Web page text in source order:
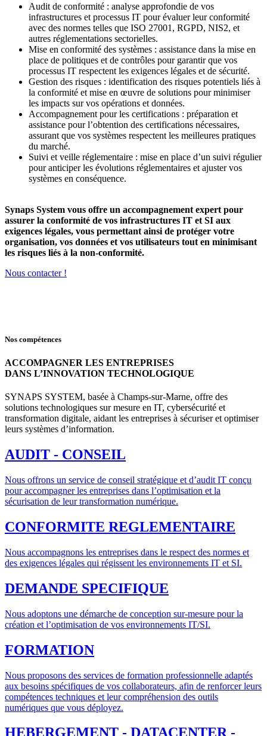
Audit de conformité : analyse approfondie de vos
infrastructures et processus IT pour évaluer leur conformité
avec des normes telles que ISO 27001, RGPD, NIS2, et
autres réglementations sectorielles.
Mise en conformité des systèmes : assistance dans la mise en
place de politiques et de contrôles pour garantir que vos
processus IT respectent les exigences légales et de sécurité.
Gestion des risques : identification des risques potentiels liés à
la conformité et mise en œuvre de solutions pour minimiser
les impacts sur vos opérations et données.
Accompagnement pour les certifications : préparation et
assistance pour l’obtention des certifications nécessaires,
assurant que vos systèmes respectent les meilleures pratiques
du marché.
Suivi et veille réglementaire : mise en place d’un suivi régulier
pour anticiper les évolutions réglementaires et ajuster vos
systèmes en conséquence.
Synaps System vous offre un accompagnement expert pour
assurer la conformité de vos infrastructures IT et SI aux
exigences légales, vous permettant ainsi de protéger votre
organisation, vos données et vos utilisateurs tout en minimisant
les risques liés à la non-conformité.
Nous contacter !
Nos compétences
ACCOMPAGNER LES ENTREPRISES
DANS L’INNOVATION TECHNOLOGIQUE
SYNAPS SYSTEM, basée à Champs-sur-Marne, offre des
solutions technologiques sur mesure en IT, cybersécurité et
transformation digitale, aidant les entreprises à sécuriser et optimiser
leurs systèmes d’information.
AUDIT - CONSEIL
Nous offrons un service de conseil stratégique et d’audit IT conçu
pour accompagner les entreprises dans l’optimisation et la
sécurisation de leur transformation numérique.
CONFORMITE REGLEMENTAIRE
Nous accompagnons les entreprises dans le respect des normes et
des exigences légales qui régissent les environnements IT et SI.
DEMANDE SPECIFIQUE
Nous adoptons une démarche de conception sur-mesure pour la
création et l’optimisation de vos environnements IT/SI.
FORMATION
Nous proposons des services de formation professionnelle adaptés
aux besoins spécifiques de vos collaborateurs, afin de renforcer leurs
compétences techniques et leur compréhension des outils
numériques que vous déployez.
HEBERGEMENT - DATACENTER -